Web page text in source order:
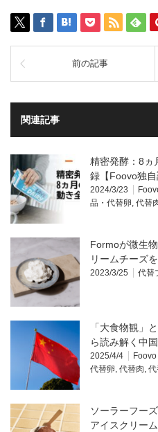
前の記事
関連記事
精密発酵：8ヵ
録【Foovo独自
2024/3/23
品・代替卵, 代替
Formoが微生
リームチーズ
2023/3/25 代替
「大食物観」
ら読み解く中
2025/4/4
代替卵, 代替肉, 代
ソーラーフー
アイスクリー